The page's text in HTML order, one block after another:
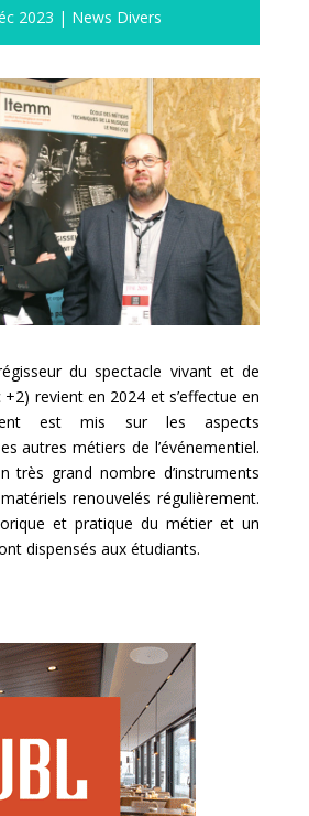
2023 | News Divers
du spectacle vivant et de
+2) revient en 2024 et s’effectue en
est mis sur les aspects
autres métiers de l’événementiel.
très grand nombre d’instruments
renouvelés régulièrement.
et pratique du métier et un
dispensés aux étudiants.